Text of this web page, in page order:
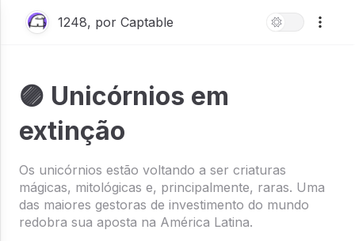
1248, por Captable
🟣 Unicórnios em
extinção
Os unicórnios estão voltando a ser criaturas
mágicas, mitológicas e, principalmente, raras. Uma
das maiores gestoras de investimento do mundo
redobra sua aposta na América Latina.